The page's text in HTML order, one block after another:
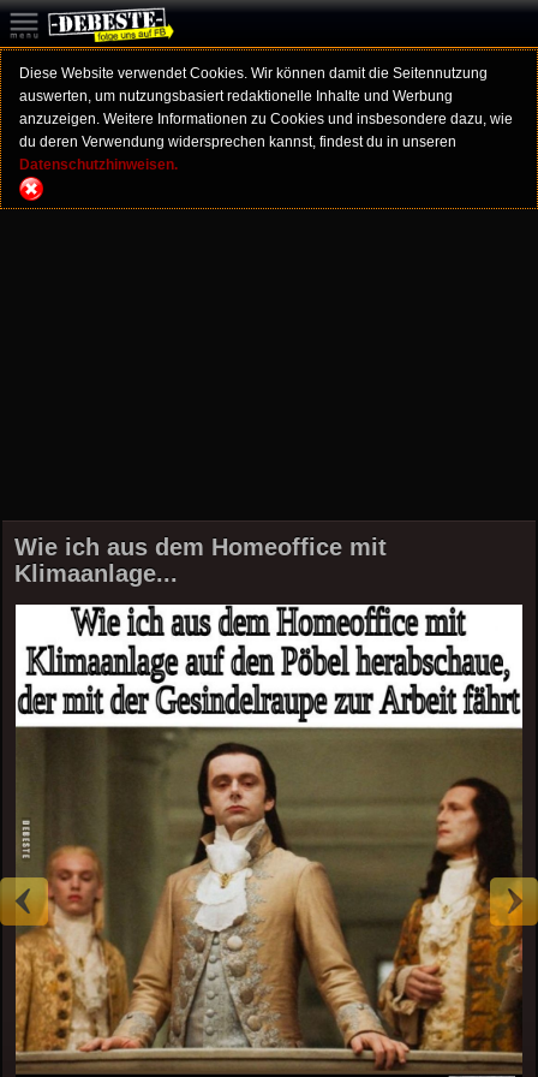
Diese Website verwendet Cookies. Wir können damit die Seitennutzung
auswerten, um nutzungsbasiert redaktionelle Inhalte und Werbung
anzuzeigen. Weitere Informationen zu Cookies und insbesondere dazu, wie
du deren Verwendung widersprechen kannst, findest du in unseren
Datenschutzhinweisen.
Wie ich aus dem Homeoffice mit
Klimaanlage...